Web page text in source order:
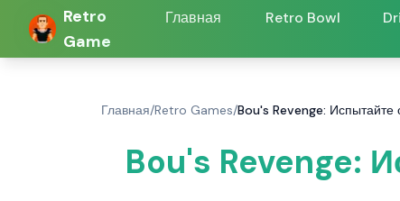
Retro
Game
Главная Retro Bowl
Главная/Retro Games/Bou's Revenge:
Bou's Revenge: